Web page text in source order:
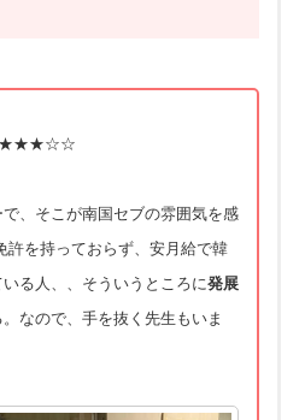
、そこが南国セブの雰囲気を感
許を持っておらず、安月給で韓
る人、、そういうところに発展
なので、手を抜く先生もいま